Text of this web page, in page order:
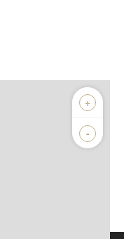
+
-